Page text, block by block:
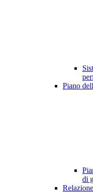
Piano
di